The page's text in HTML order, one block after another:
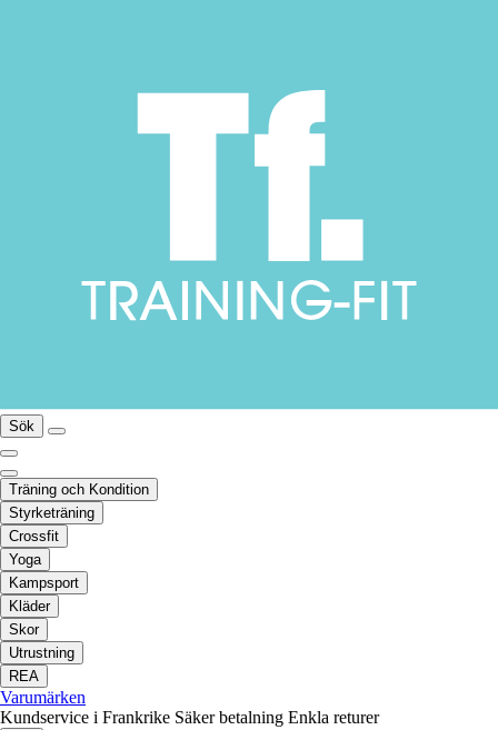
Sök
Träning och Kondition
Styrketräning
Crossfit
Yoga
Kampsport
Kläder
Skor
Utrustning
REA
Varumärken
Kundservice i Frankrike Säker betalning Enkla returer